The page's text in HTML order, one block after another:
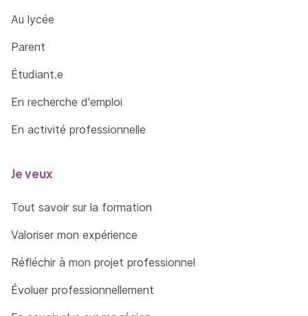
Au lycée
Parent
Étudiant.e
En recherche d'emploi
En activité professionnelle
Je veux
Tout savoir sur la formation
Valoriser mon expérience
Réfléchir à mon projet professionnel
Évoluer professionnellement